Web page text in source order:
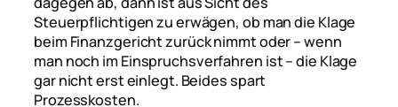
Steuerpflichtigen zu erwägen, ob man die Klage
beim Finanzgericht zurück nimmt oder – wenn
man noch im Einspruchsverfahren ist – die Klage
gar nicht erst einlegt. Beides spart
Prozesskosten.